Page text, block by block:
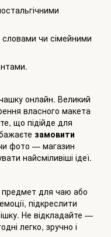
чи сімейними
онлайн. Великий
власного макета
що підійде для
замовити
фото — магазин
найсміливіші ідеї.
для чаю або
підкреслити
Не відкладайте —
легко, зручно і